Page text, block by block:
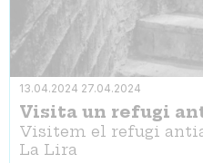
13.04.2024 27.04.2024
Visita un refugi
Visitem el refugi
La Lira